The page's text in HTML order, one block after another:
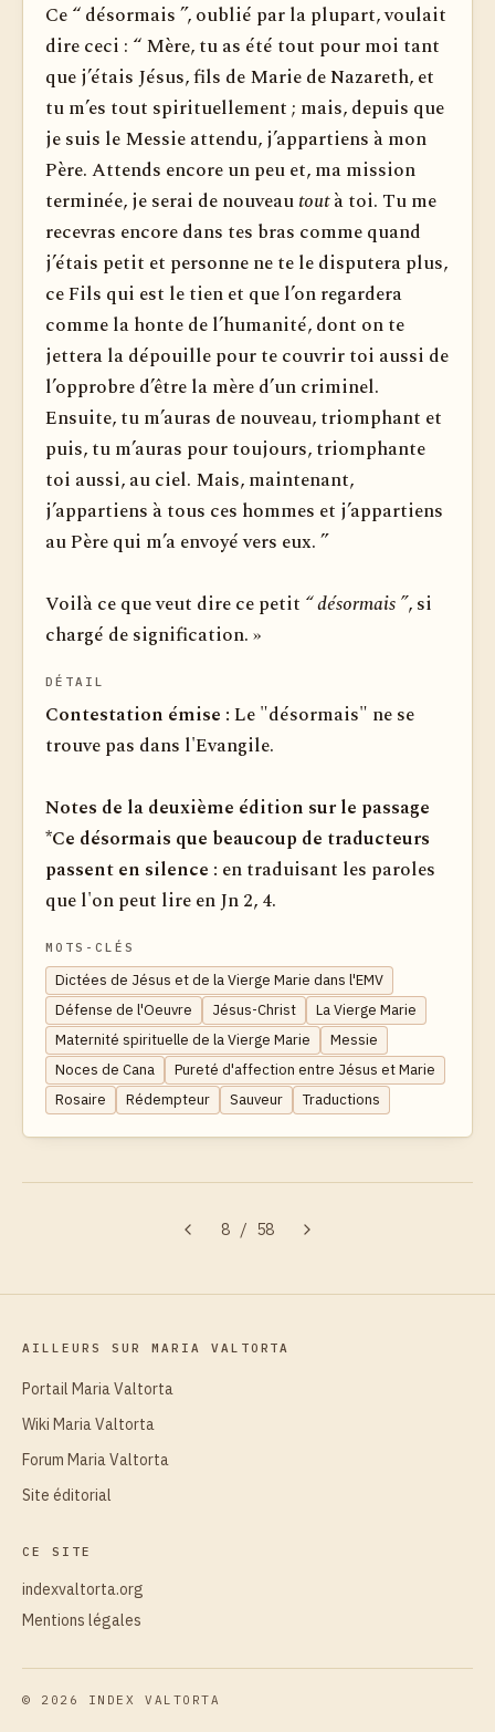
Ce “ désormais ”, oublié par la plupart, voulait
dire ceci : “ Mère, tu as été tout pour moi tant
que j’étais Jésus, fils de Marie de Nazareth, et
tu m’es tout spirituellement ; mais, depuis que
je suis le Messie attendu, j’appartiens à mon
Père. Attends encore un peu et, ma mission
terminée, je serai de nouveautoutà toi. Tu me
recevras encore dans tes bras comme quand
j’étais petit et personne ne te le disputera plus,
ce Fils qui est le tien et que l’on regardera
comme la honte de l’humanité, dont on te
jettera la dépouille pour te couvrir toi aussi de
l’opprobre d’être la mère d’un criminel.
Ensuite, tu m’auras de nouveau, triomphant et
puis, tu m’auras pour toujours, triomphante
toi aussi, au ciel. Mais, maintenant,
j’appartiens à tous ces hommes et j’appartiens
au Père qui m’a envoyé vers eux. ”
Voilà ce que veut dire ce petit “ désormais ”, si
chargé de signification. »
DÉTAIL
Contestation émise :Le "désormais" ne se
trouve pas dans l'Evangile.
Notes de la deuxième édition sur le passage
*Ce désormais que beaucoup de traducteurs
passent en silence : en traduisant les paroles
que l'on peut lire en Jn 2, 4.
MOTS-CLÉS
Dictées de Jésus et de la Vierge Marie dans l'EMV
Défense de l'Oeuvre
Jésus-Christ
La Vierge Marie
Maternité spirituelle de la Vierge Marie
Messie
Noces de Cana
Pureté d'affection entre Jésus et Marie
Rosaire
Rédempteur Sauveur Traductions
8 / 58
AILLEURS SUR MARIA VALTORTA
Portail Maria Valtorta
Wiki Maria Valtorta
Forum Maria Valtorta
Site éditorial
CE SITE
indexvaltorta.org
Mentions légales
© 2026 INDEX VALTORTA